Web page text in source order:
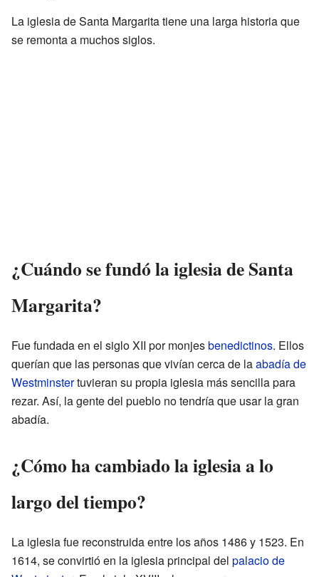
La iglesia de Santa Margarita tiene una larga historia que
se remonta a muchos siglos.
¿Cuándo se fundó la iglesia de Santa
Margarita?
Fue fundada en el siglo XII por monjesbenedictinos. Ellos
querían que las personas que vivían cerca de laabadía de
Westminstertuvieran su propia iglesia más sencilla para
rezar. Así, la gente del pueblo no tendría que usar la gran
abadía.
¿Cómo ha cambiado la iglesia a lo
largo del tiempo?
La iglesia fue reconstruida entre los años 1486 y 1523. En
1614, se convirtió en la iglesia principal del palacio de